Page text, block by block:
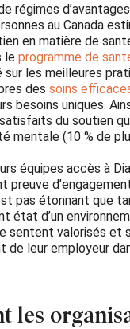
régimes
au Canada
en matière de
le programme de
sur les meilleures
des soins
besoins uniques.
du soutien
mentale (10 % de
équipes accès à
preuve
pas étonnant que
état d’un
sentent valorisés et
de leur employeur
les